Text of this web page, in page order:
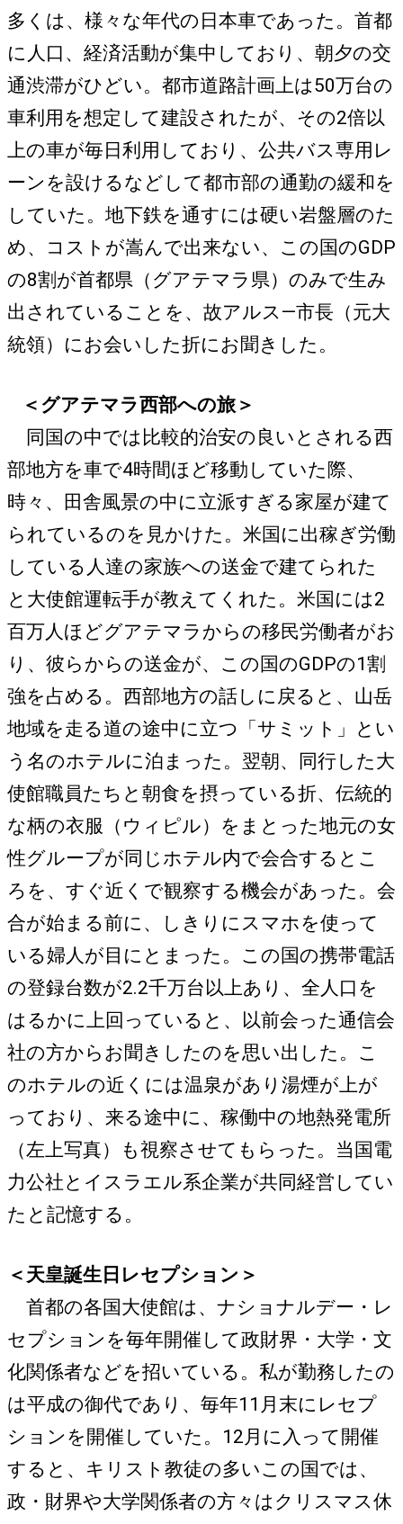
多くは、様々な年代の日本車であった。首都
に人口、経済活動が集中しており、朝夕の交
通渋滞がひどい。都市道路計画上は50万台の
車利用を想定して建設されたが、その2倍以
上の車が毎日利用しており、公共バス専用レ
ーンを設けるなどして都市部の通勤の緩和を
していた。地下鉄を通すには硬い岩盤層のた
め、コストが嵩んで出来ない、この国のGDP
の8割が首都県（グアテマラ県）のみで生み
出されていることを、故アルス―市長（元大
統領）にお会いした折にお聞きした。
＜グアテマラ西部への旅＞
同国の中では比較的治安の良いとされる西
部地方を車で4時間ほど移動していた際、
時々、田舎風景の中に立派すぎる家屋が建て
られているのを見かけた。米国に出稼ぎ労働
している人達の家族への送金で建てられた
と大使館運転手が教えてくれた。米国には2
百万人ほどグアテマラからの移民労働者がお
り、彼らからの送金が、この国のGDPの1割
強を占める。西部地方の話しに戻ると、山岳
地域を走る道の途中に立つ「サミット」とい
う名のホテルに泊まった。翌朝、同行した大
使館職員たちと朝食を摂っている折、伝統的
な柄の衣服（ウィピル）をまとった地元の女
性グループが同じホテル内で会合するとこ
ろを、すぐ近くで観察する機会があった。会
合が始まる前に、しきりにスマホを使って
いる婦人が目にとまった。この国の携帯電話
の登録台数が2.2千万台以上あり、全人口を
はるかに上回っていると、以前会った通信会
社の方からお聞きしたのを思い出した。こ
のホテルの近くには温泉があり湯煙が上が
っており、来る途中に、稼働中の地熱発電所
（左上写真）も視察させてもらった。当国電
力公社とイスラエル系企業が共同経営してい
たと記憶する。
＜天皇誕生日レセプション＞
首都の各国大使館は、ナショナルデー・レ
セプションを毎年開催して政財界・大学・文
化関係者などを招いている。私が勤務したの
は平成の御代であり、毎年11月末にレセプ
ションを開催していた。12月に入って開催
すると、キリスト教徒の多いこの国では、
政・財界や大学関係者の方々はクリスマス休